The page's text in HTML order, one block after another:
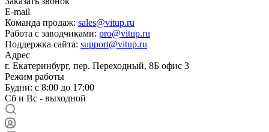
E-mail
Команда продаж: sales@vitup.ru
Работа с заводчиками: pro@vitup.ru
Поддержка сайта: support@vitup.ru
Адрес
г. Екатеринбург, пер. Переходный, 8Б офис 3
Режим работы
Будни: с 8:00 до 17:00
Сб и Вс - выходной